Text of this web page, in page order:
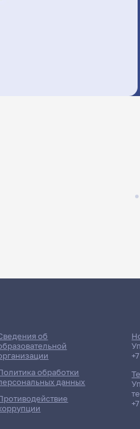
об
обработки
данных